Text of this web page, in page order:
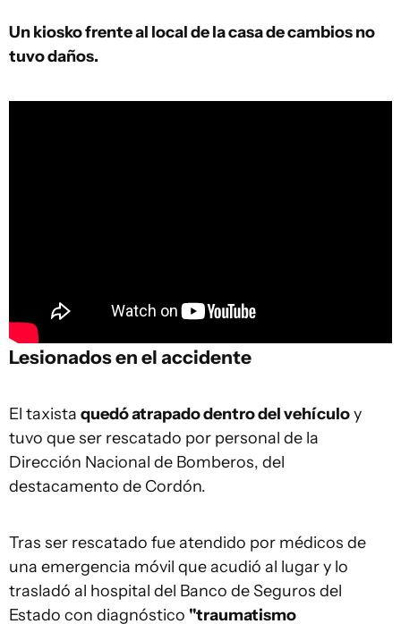
Un kiosko frente al local de la casa de cambios no
tuvo daños.
Lesionados en el accidente
El taxista quedó atrapado dentro del vehículoy
tuvo que ser rescatado por personal de la
Dirección Nacional de Bomberos, del
destacamento de Cordón.
Tras ser rescatado fue atendido por médicos de
una emergencia móvil que acudió al lugar y lo
trasladó al hospital del Banco de Seguros del
Estado con diagnóstico "traumatismo